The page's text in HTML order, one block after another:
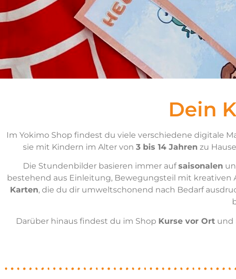
Dein
Im Yokimo Shop findest du viele verschiedene digitale
sie mit Kindern im Alter von 3 bis 14 Jahren zu
Die Stundenbilder basieren immer aufsaisonalen
bestehend aus Einleitung, Bewegungsteil mit kreativen
Karten, die du dir umweltschonend nach Bedarf
Darüber hinaus findest du im Shop Kurse vor Ortund